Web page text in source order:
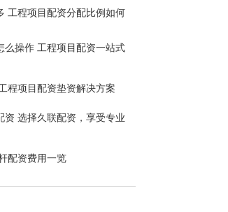
工程项目配资分配比例如何
么操作 工程项目配资一站式
程项目配资垫资解决方案
资 选择久联配资，享受专业
配资费用一览